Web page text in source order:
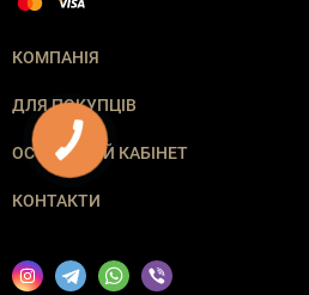
КОМПАНІЯ
ДЛЯ ПОКУПЦІВ
ОСОБИСТИЙ КАБІНЕТ
КОНТАКТИ